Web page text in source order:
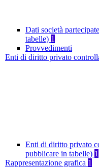
Dati società
tabelle) 1
Provvedimenti
Enti di diritto privato
Enti di diritto privato
pubblicare in tabelle) 1
Rappresentazione grafica 1